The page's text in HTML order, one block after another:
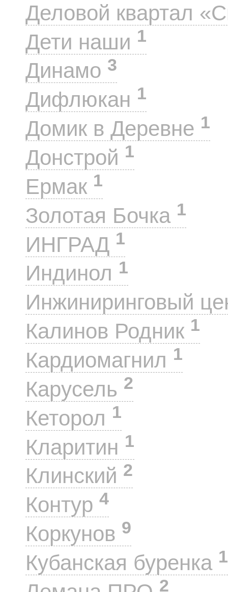
Деловой квартал
Дети наши 1
Динамо 3
Дифлюкан 1
Домик в Деревне 1
Донстрой 1
Ермак 1
Золотая Бочка 1
ИНГРАД 1
Индинол 1
Инжиниринговый
Калинов Родник 1
Кардиомагнил 1
Карусель 2
Кеторол 1
Кларитин 1
Клинский 2
Контур 4
Коркунов 9
Кубанская буренка 1
2